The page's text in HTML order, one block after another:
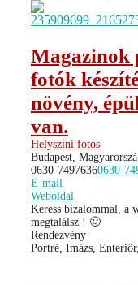
Magazinok
fotók
növény,
van.
Helyszíni fotós
Budapest,
0630-74976360630-
E-mail
Weboldal
Keress bizalommal, a
megtalálsz ! 🙂
Rendezvény
Portré, Imázs,